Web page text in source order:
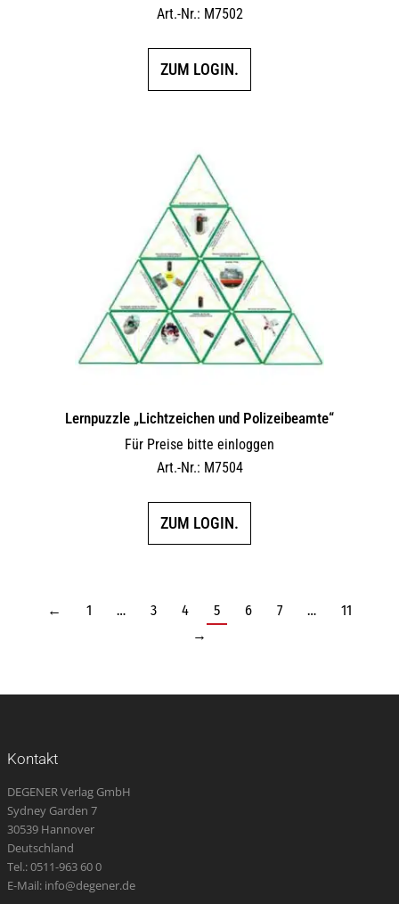
Art.-Nr.: M7502
ZUM LOGIN.
Lernpuzzle „Lichtzeichen und Polizeibeamte“
Für Preise bitte einloggen
Art.-Nr.: M7504
ZUM LOGIN.
← 1 … 3 4 5 6 7 …
11
→
Kontakt
DEGENER Verlag GmbH
Sydney Garden 7
30539 Hannover
Deutschland
Tel.: 0511-963 60 0
E-Mail: info@degener.de